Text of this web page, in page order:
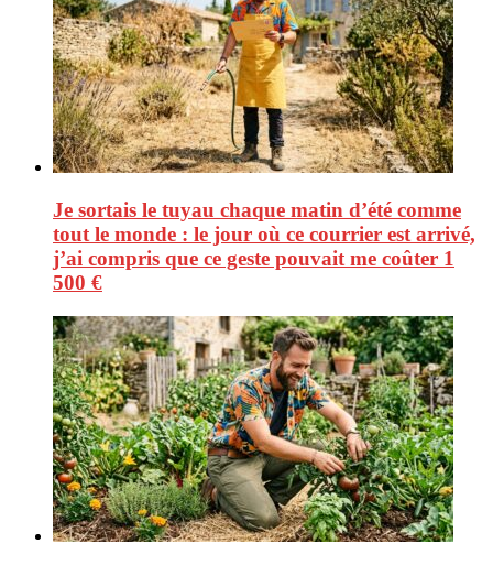
Je sortais le tuyau chaque matin d’été comme
tout le monde : le jour où ce courrier est arrivé,
j’ai compris que ce geste pouvait me coûter 1
500 €